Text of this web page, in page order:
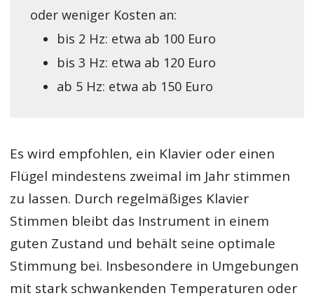
oder weniger Kosten an:
bis 2 Hz: etwa ab 100 Euro
bis 3 Hz: etwa ab 120 Euro
ab 5 Hz: etwa ab 150 Euro
Es wird empfohlen, ein Klavier oder einen
Flügel mindestens zweimal im Jahr stimmen
zu lassen. Durch regelmäßiges Klavier
Stimmen bleibt das Instrument in einem
guten Zustand und behält seine optimale
Stimmung bei. Insbesondere in Umgebungen
mit stark schwankenden Temperaturen oder